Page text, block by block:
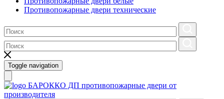
Противопожарные двери технические
Toggle navigation
БАРОККО ДП противопожарные двери от
производителя